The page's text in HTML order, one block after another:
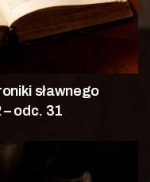
sławnego
odc. 31